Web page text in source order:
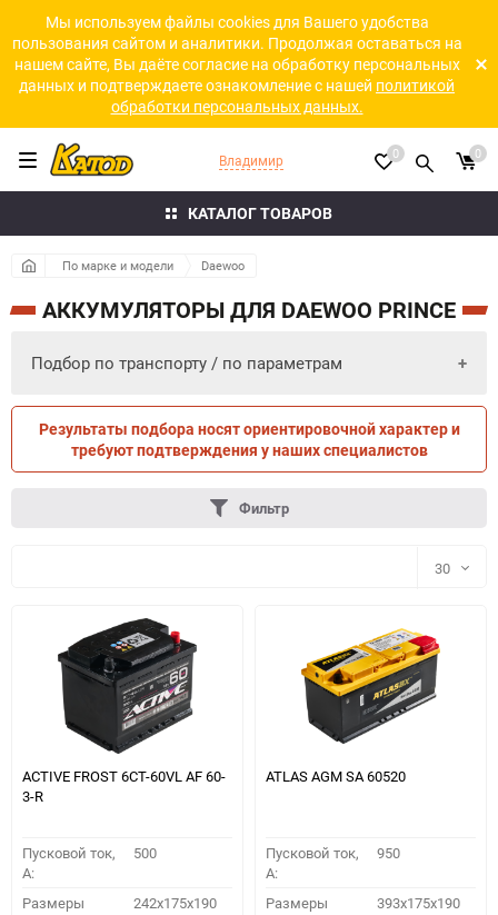
Мы используем файлы cookies для Вашего удобства
пользования сайтом и аналитики. Продолжая оставаться на
нашем сайте, Вы даёте согласие на обработку персональных
данных и подтверждаете ознакомление с нашей политикой
обработки персональных данных.
КАТАЛОГ ТОВАРОВ
Владимир 0 0
По марке и модели Daewoo
АККУМУЛЯТОРЫ ДЛЯ DAEWOO PRINCE
Подбор по транспорту / по параметрам
ПО ТРАНСПОРТУ ПО ПАРАМЕТРАМ
Результаты подбора носят ориентировочной характер и
требуют подтверждения у наших специалистов
Фильтр
30
30
60
ACTIVE FROST 6СТ-60VL АF 60-
3-R
Пусковой ток,
A:
500
Размеры
242x175x190
ATLAS AGM SA 60520
Пусковой ток,
A:
950
Размеры
393x175x190